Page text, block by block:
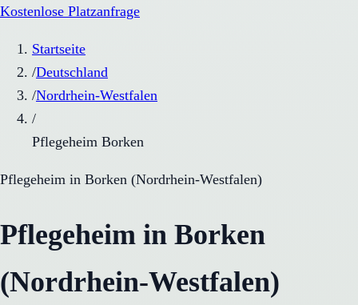
Kostenlose Platzanfrage
Startseite
/Deutschland
/Nordrhein-Westfalen
/
Pflegeheim Borken
Pflegeheim in Borken (Nordrhein-Westfalen)
Pflegeheim in Borken
(Nordrhein-Westfalen)